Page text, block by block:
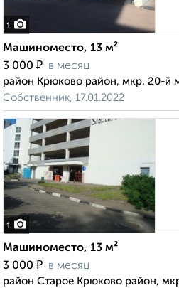
1
Машиноместо, 13 м²
3 000 ₽ в месяц
район Крюково район, мкр. 20-й
Собственник, 17.01.2022
1
Машиноместо, 13 м²
3 000 ₽ в месяц
район Старое Крюково район,